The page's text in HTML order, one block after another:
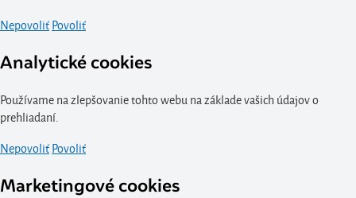
NepovoliťPovoliť
Analytické cookies
Používame na zlepšovanie tohto webu na základe vašich údajov o
prehliadaní.
NepovoliťPovoliť
Marketingové cookies